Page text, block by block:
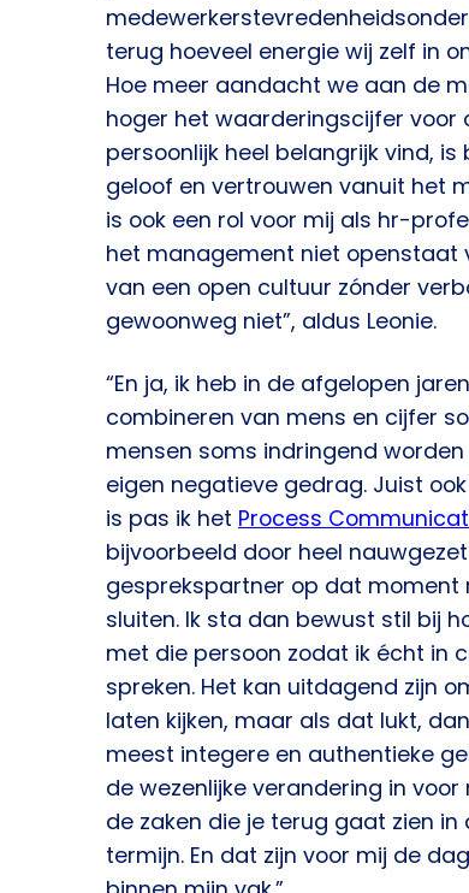
terug hoeveel energie wij zelf in
Hoe meer aandacht we aan de
hoger het waarderingscijfer voor
persoonlijk heel belangrijk vind,
geloof en vertrouwen vanuit het
is ook een rol voor mij als hr-
het management niet openstaat
van een open cultuur zónder
gewoonweg niet”, aldus Leonie.
“En ja, ik heb in de afgelopen
combineren van mens en cijfer
mensen soms indringend
eigen negatieve gedrag. Juist
is pas ik het Process
bijvoorbeeld door heel
gesprekspartner op dat
sluiten. Ik sta dan bewust stil bij
met die persoon zodat ik écht in
spreken. Het kan uitdagend zijn
laten kijken, maar als dat lukt,
meest integere en authentieke
de wezenlijke verandering in
de zaken die je terug gaat zien
termijn. En dat zijn voor mij de